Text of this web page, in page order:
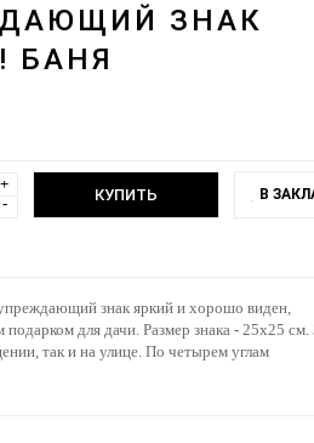
ЗНАК
БАНЯ
+
-
В
знак яркий и хорошо виден,
для дачи. Размер знака - 25х25 см.
так и на улице. По четырем углам